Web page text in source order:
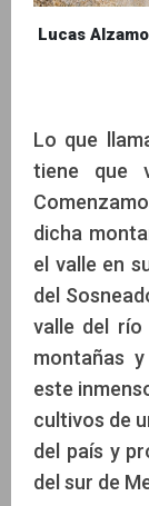
Lucas
Lo que
tiene que
dicha
el valle en
del
valle del río
montañas
este
cultivos de
del país y
del sur de